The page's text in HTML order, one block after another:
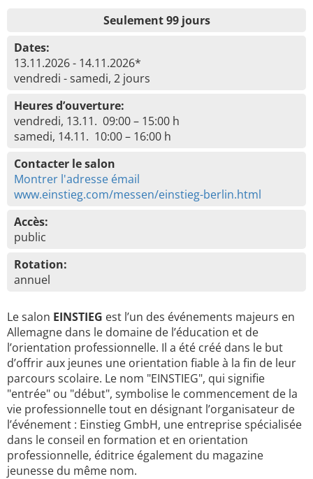
Seulement 99 jours
Dates:
13.11.2026 - 14.11.2026*
vendredi - samedi, 2 jours
Heures d’ouverture:
vendredi, 13.11. 09:00 – 15:00 h
samedi, 14.11. 10:00 – 16:00 h
Contacter le salon
Montrer l'adresse émail
www.einstieg.com/messen/einstieg-berlin.html
Accès:
public
Rotation:
annuel
Le salon EINSTIEG est l’un des événements majeurs en
Allemagne dans le domaine de l’éducation et de
l’orientation professionnelle. Il a été créé dans le but
d’offrir aux jeunes une orientation fiable à la fin de leur
parcours scolaire. Le nom "EINSTIEG", qui signifie
"entrée" ou "début", symbolise le commencement de la
vie professionnelle tout en désignant l’organisateur de
l’événement : Einstieg GmbH, une entreprise spécialisée
dans le conseil en formation et en orientation
professionnelle, éditrice également du magazine
jeunesse du même nom.